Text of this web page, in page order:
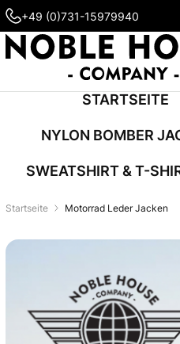
+49 (0)731-15979940
STARTSEITE
NYLON BOMBER
SWEATSHIRT & T-
Startseite Motorrad Leder Jacken